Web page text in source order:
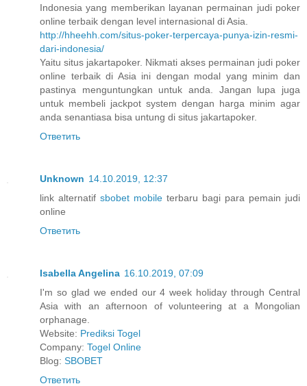
Indonesia yang memberikan layanan permainan judi poker
online terbaik dengan level internasional di Asia.
http://hheehh.com/situs-poker-terpercaya-punya-izin-resmi-
dari-indonesia/
Yaitu situs jakartapoker. Nikmati akses permainan judi poker
online terbaik di Asia ini dengan modal yang minim dan
pastinya menguntungkan untuk anda. Jangan lupa juga
untuk membeli jackpot system dengan harga minim agar
anda senantiasa bisa untung di situs jakartapoker.
Ответить
Unknown 14.10.2019, 12:37
link alternatif sbobet mobile terbaru bagi para pemain judi
online
Ответить
Isabella Angelina 16.10.2019, 07:09
I'm so glad we ended our 4 week holiday through Central
Asia with an afternoon of volunteering at a Mongolian
orphanage.
Website: Prediksi Togel
Company: Togel Online
Blog: SBOBET
Ответить